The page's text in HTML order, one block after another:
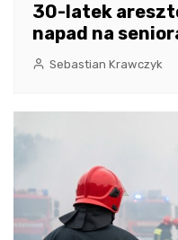
30-latek
napad na
Sebastian Krawczyk